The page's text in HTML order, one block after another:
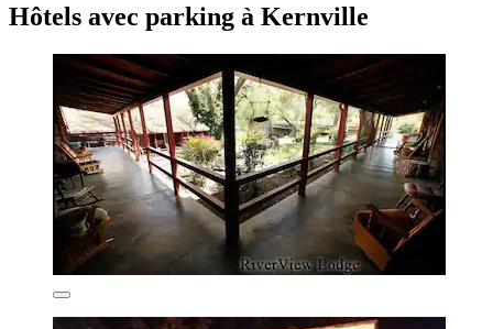
Hôtels avec parking à Kernville